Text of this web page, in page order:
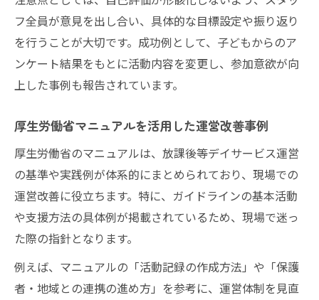
フ全員が意見を出し合い、具体的な目標設定や振り返り
を行うことが大切です。成功例として、子どもからのア
ンケート結果をもとに活動内容を変更し、参加意欲が向
上した事例も報告されています。
厚生労働省マニュアルを活用した運営改善事例
厚生労働省のマニュアルは、放課後等デイサービス運営
の基準や実践例が体系的にまとめられており、現場での
運営改善に役立ちます。特に、ガイドラインの基本活動
や支援方法の具体例が掲載されているため、現場で迷っ
た際の指針となります。
例えば、マニュアルの「活動記録の作成方法」や「保護
者・地域との連携の進め方」を参考に、運営体制を見直